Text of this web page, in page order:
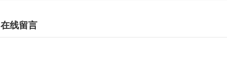
在线留言